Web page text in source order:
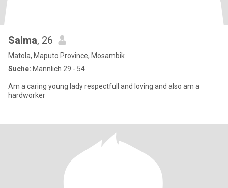
Salma, 26
Matola, Maputo Province, Mosambik
Suche: Männlich 29 - 54
Am a caring young lady respectfull and loving and also am a
hardworker